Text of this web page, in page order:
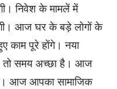
निवेश के मामलें में
आज घर के बड़े लोगों के
काम पूरे होंगे। नया
तो समय अच्छा है। आज
आज आपका सामाजिक